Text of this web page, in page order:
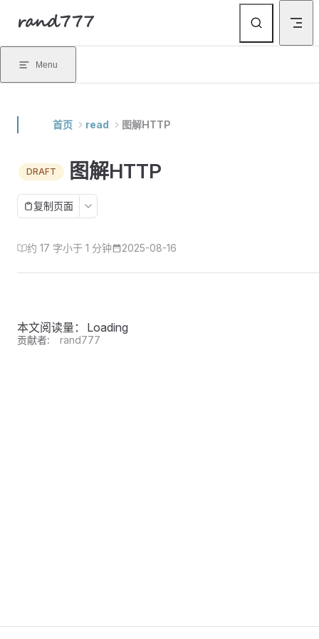
Skip to content
rand777
Menu
首页 read 图解HTTP
DRAFT 图解HTTP
复制页面
约 17 字小于 1 分钟 2025-08-16
本文阅读量： Loading
贡献者: rand777